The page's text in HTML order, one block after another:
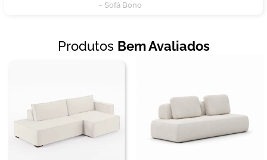
- Sofá Bono
Produtos Bem Avaliados